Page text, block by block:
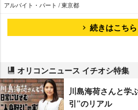
アルバイト・パート / 東京都
続きはこちら
オリコンニュース イチオシ特集
川島海荷さんと学
引”のリアル